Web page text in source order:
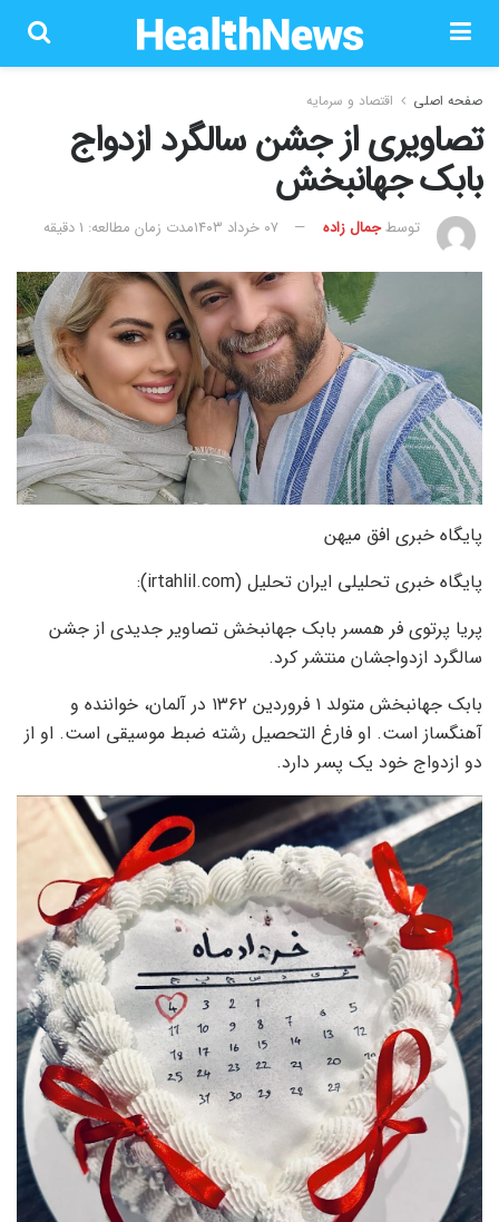
صفحه اصلی اقتصاد و سرمایه
تصاویری از جشن سالگرد ازدواج
بابک جهانبخش
توسطجمال زاده ۰۷ خرداد ۱۴۰۳ مدت زمان مطالعه: 1 دقیقه
پایگاه خبری افق میهن
پایگاه خبری تحلیلی ایران تحلیل (irtahlil.com):
پریا پرتوی فر همسر بابک جهانبخش تصاویر جدیدی از جشن
سالگرد ازدواجشان منتشر کرد.
بابک جهانبخش متولد ۱ فروردین ۱۳۶۲ در آلمان، خواننده و
آهنگساز است. او فارغ التحصیل رشته ضبط موسیقی است. او از
دو ازدواج خود یک پسر دارد.